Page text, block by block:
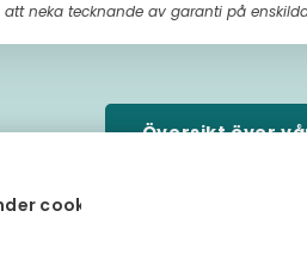
cookies
neka tecknande av garanti på
Översikt över